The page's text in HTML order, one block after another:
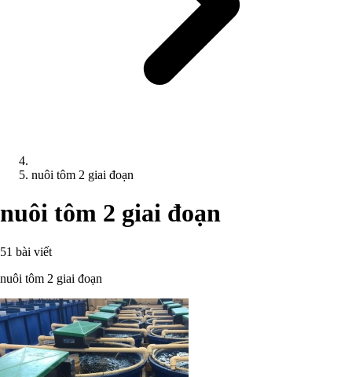
nuôi tôm 2 giai đoạn
nuôi tôm 2 giai đoạn
51 bài viết
nuôi tôm 2 giai đoạn